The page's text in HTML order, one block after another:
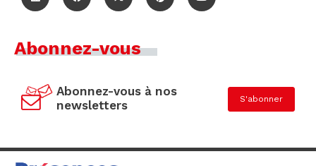
Abonnez-vous
Abonnez-vous à nos
newsletters
S'abonner